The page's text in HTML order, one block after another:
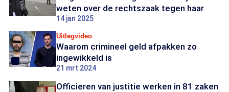
weten over de rechtszaak tegen haar
14 jan 2025
Uitlegvideo
Waarom crimineel geld afpakken zo
ingewikkeld is
21 mrt 2024
Officieren van justitie werken in 81 zaken